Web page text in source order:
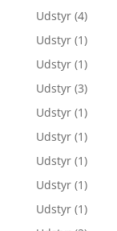
Udstyr (4)
Udstyr (1)
Udstyr (1)
Udstyr (3)
Udstyr (1)
Udstyr (1)
Udstyr (1)
Udstyr (1)
Udstyr (1)